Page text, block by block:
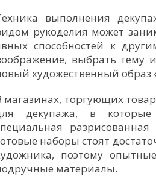
выполнения
рукоделия может
способностей к
выбрать тему
художественный образ
магазинах, торгующих
декупажа, в
наборы стоят
поэтому
материалы.